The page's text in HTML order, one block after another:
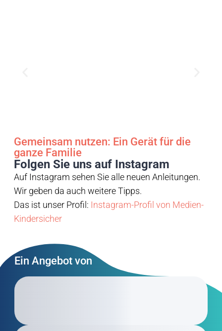
Gemeinsam nutzen: Ein Gerät für die
ganze Familie
Folgen Sie uns auf Instagram
Auf Instagram sehen Sie alle neuen Anleitungen.
Wir geben da auch weitere Tipps.
Das ist unser Profil: Instagram-Profil von Medien-
Kindersicher
Ein Angebot von